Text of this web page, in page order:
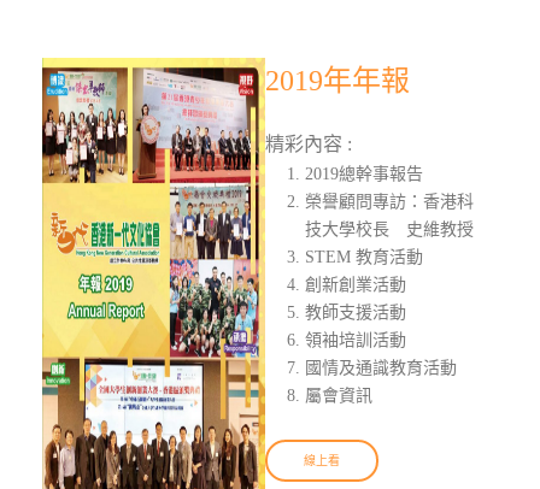
2019年年報
精彩內容 :
2019總幹事報告
榮譽顧問專訪：香港科
技大學校長 史維教授
STEM 教育活動
創新創業活動
教師支援活動
領袖培訓活動
國情及通識教育活動
屬會資訊
線上看